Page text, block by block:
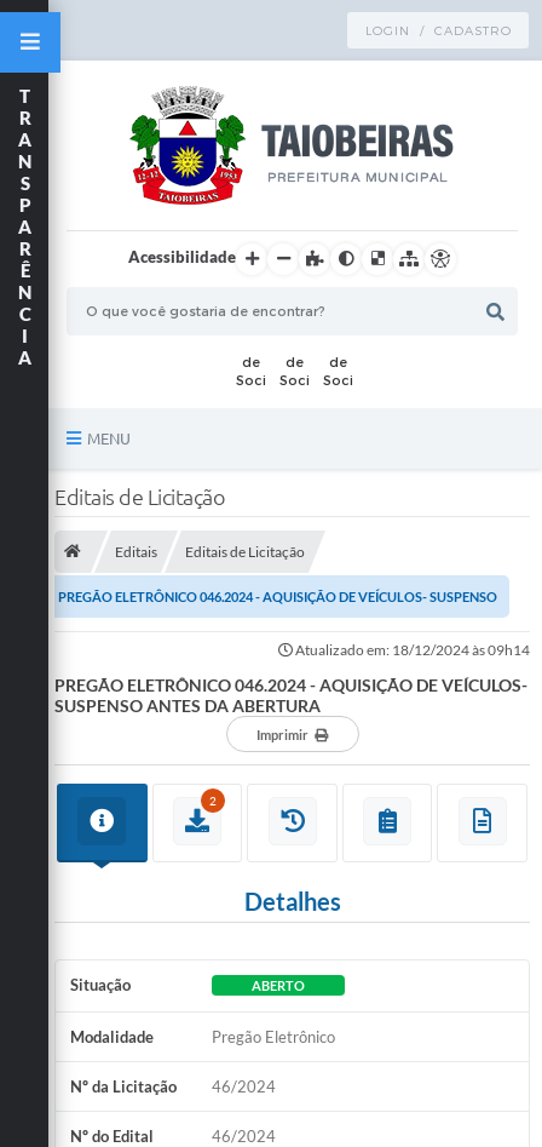
LOGIN / CADASTRO
Acessibilidade
MENU
Principal
Publicações
A Nossa Cidade
Legislação
Notícias
Conselho Tutelar.
Carta de Serviços
Obras
T
R
A
N
S
P
A
R
Ê
N
C
I
A
Editais de Licitação
Editais Editais de Licitação
PREGÃO ELETRÔNICO 046.2024 - AQUISIÇÃO DE VEÍCULOS- SUSPENSO
Atualizado em: 18/12/2024 às 09h14
PREGÃO ELETRÔNICO 046.2024 - AQUISIÇÃO DE VEÍCULOS-
SUSPENSO ANTES DA ABERTURA
Imprimir
2
Detalhes
Situação ABERTO
Modalidade Pregão Eletrônico
Nº da Licitação 46/2024
Nº do Edital 46/2024